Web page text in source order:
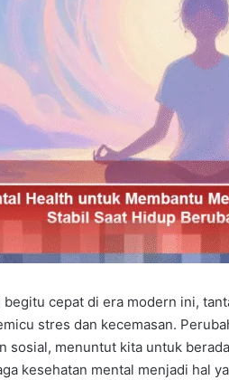
cepat di era modern ini,
stres dan kecemasan.
sosial, menuntut kita untuk
kesehatan mental menjadi hal